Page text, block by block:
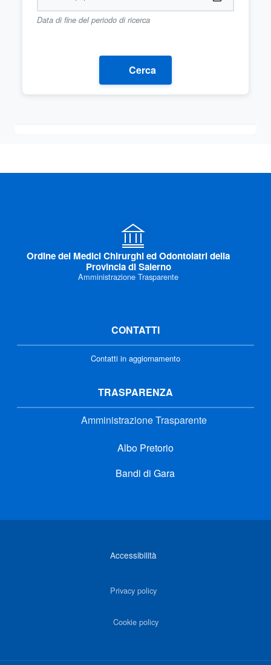
Data di fine del periodo di ricerca
Cerca
Ordine dei Medici Chirurghi ed Odontoiatri della
Provincia di Salerno
Amministrazione Trasparente
CONTATTI
Contatti in aggiornamento
TRASPARENZA
Amministrazione Trasparente
Albo Pretorio
Bandi di Gara
Accessibilità
Privacy policy
Cookie policy